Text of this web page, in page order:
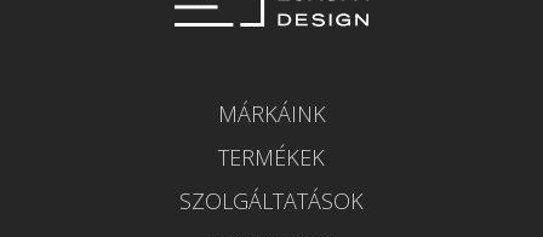
MÁRKÁINK
TERMÉKEK
SZOLGÁLTATÁSOK